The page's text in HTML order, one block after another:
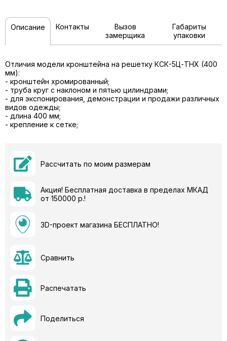
Описание Контакты
Вызов
замерщика
Габариты
упаковки
Отличия модели кронштейна на решетку КСК-5Ц-ТНХ (400
мм):
- кронштейн хромированный;
- труба круг с наклоном и пятью цилиндрами;
- для экспонирования, демонстрации и продажи различных
видов одежды;
- длина 400 мм;
- крепление к сетке;
Рассчитать по моим размерам
Акция! Бесплатная доставка в пределах МКАД
от 150000 р.!
3D-проект магазина БЕСПЛАТНО!
Сравнить
Распечатать
Поделиться